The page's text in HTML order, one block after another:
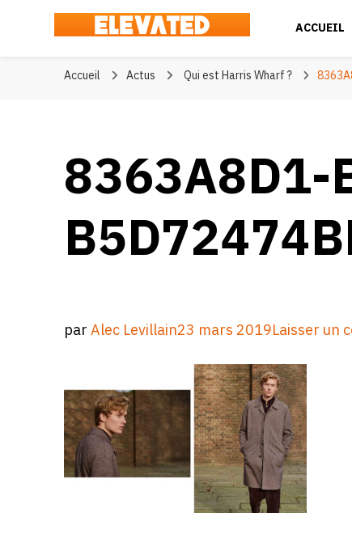
Elevated
ACCUEIL
Accueil Actus Qui est Harris Wharf ?
8363A8D1-
parAlec Levillain23 mars 2019Laisser un